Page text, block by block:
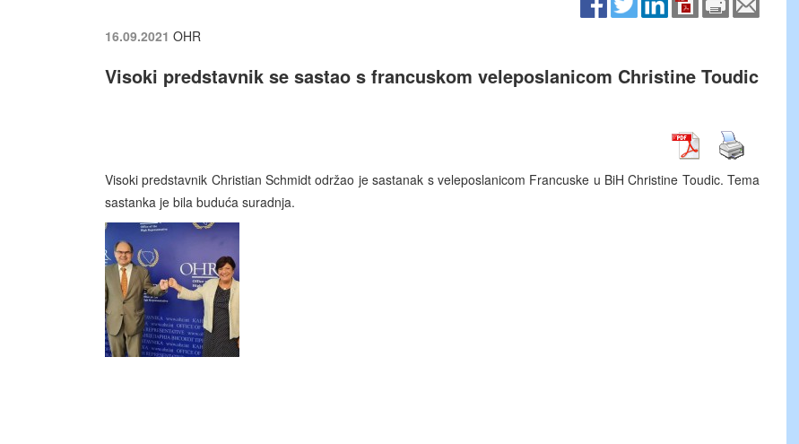
16.09.2021 OHR
Visoki predstavnik se sastao s francuskom veleposlanicom Christine Toudic
Visoki predstavnik Christian Schmidt održao je sastanak s veleposlanicom Francuske u BiH Christine Toudic. Tema
sastanka je bila buduća suradnja.